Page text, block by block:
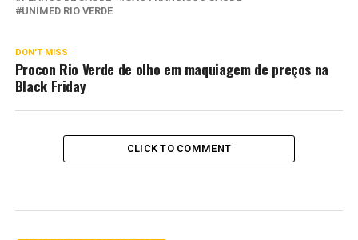
UNIMED RIO VERDE
DON'T MISS
Procon Rio Verde de olho em maquiagem de preços na
Black Friday
CLICK TO COMMENT